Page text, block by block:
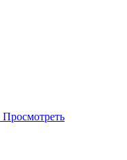
Просмотреть